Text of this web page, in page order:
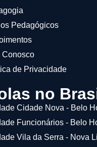
Pedagógicos
Conosco
de Privacidade
no
Cidade Nova - Belo
Funcionários - Belo
Vila da Serra - Nova